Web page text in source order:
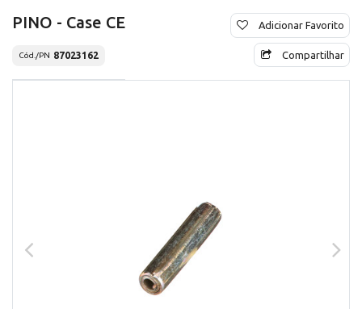
PINO - Case CE
Cód./PN 87023162
Adicionar Favorito
Compartilhar